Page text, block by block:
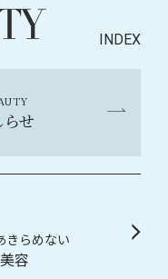
INDEX
せ
きらめない
容